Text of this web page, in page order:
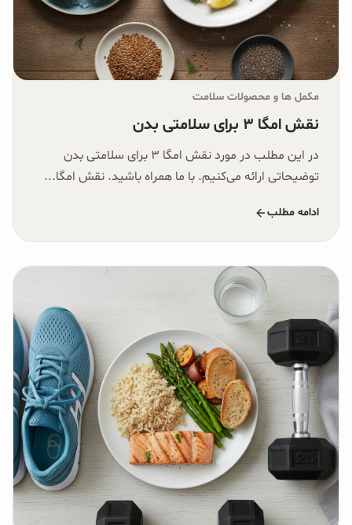
مکمل ها و محصولات سلامت
نقش امگا ۳ برای سلامتی بدن
در این مطلب در مورد نقش امگا ۳ برای سلامتی بدن
توضیحاتی ارائه می‌کنیم. با ما همراه باشید. نقش امگا...
ادامه مطلب